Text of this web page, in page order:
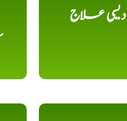
دیسی علاج